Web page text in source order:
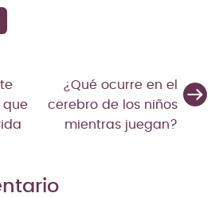
que
¿Qué ocurre en el
cerebro de los niños
mientras juegan?